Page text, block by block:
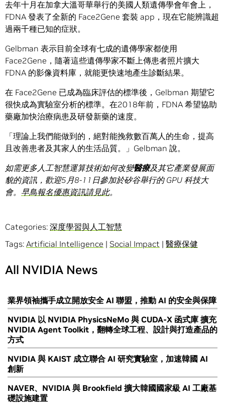
去年十月在加拿大溫哥華舉行的美國人類遺傳學會年會上，
FDNA 發表了全新的 Face2Gene 套裝 app，現在它能辨識超
過兩千種已知的症狀。
Gelbman 表示目前全球有七成的遺傳學家都使用
Face2Gene，隨著這些遺傳學家不斷上傳患者照片擴大
FDNA 的影像資料庫，就能更快速地產生診斷結果。
在 Face2Gene 已成為臨床評估的標準後，Gelbman 期望它
很快成為實驗室分析的標準。在2018年前，FDNA 希望協助
藥廠加快治療病患及研發新藥的速度。
「理論上我們能做到的，絕對能挽救數百萬人的生命，提高
且改善患者及其家人的生活品質。」Gelbman 說。
如需更多人工智慧運算技術如何改變醫療及其它產業發展面
貌的資訊，歡迎5月8-11 日參加於矽谷舉行的GPU 科技大
會。 早鳥報名優惠資訊請見此。
Categories: 深度學習與人工智慧
Tags: Artificial Intelligence | Social Impact | 醫療保健
All NVIDIA News
業界領袖攜手成立開放安全 AI 聯盟，推動 AI 的安全與保障
NVIDIA 以 NVIDIA PhysicsNeMo 與 CUDA-X 函式庫 擴充
NVIDIA Agent Toolkit，翻轉全球工程、設計與打造產品的
方式
NVIDIA 與 KAIST 成立聯合 AI 研究實驗室，加速韓國 AI
創新
NAVER、NVIDIA 與 Brookfield 擴大韓國國家級 AI 工廠基
礎設施建置